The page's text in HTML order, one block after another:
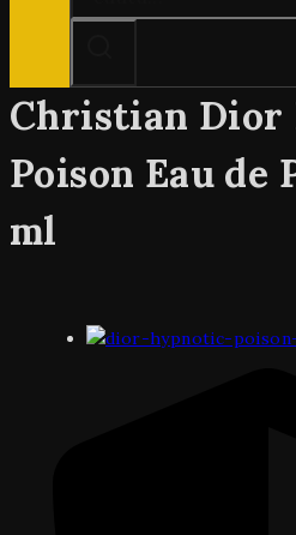
Christian Dior
Poison Eau de
ml